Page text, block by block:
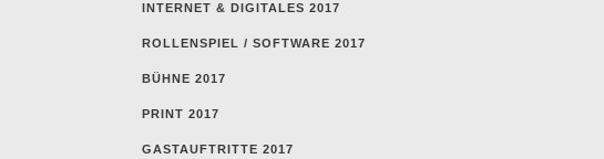
INTERNET & DIGITALES 2017
ROLLENSPIEL / SOFTWARE 2017
BÜHNE 2017
PRINT 2017
GASTAUFTRITTE 2017